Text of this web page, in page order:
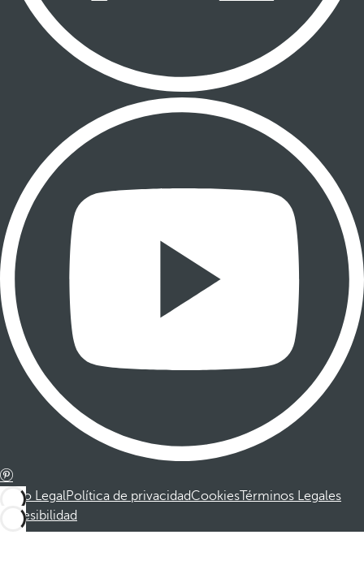
Aviso LegalPolítica de privacidadCookiesTérminos Legales
Accesibilidad